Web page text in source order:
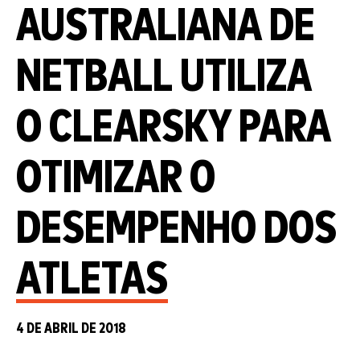
AUSTRALIANA DE
NETBALL UTILIZA
O CLEARSKY PARA
OTIMIZAR O
DESEMPENHO DOS
ATLETAS
4 DE ABRIL DE 2018